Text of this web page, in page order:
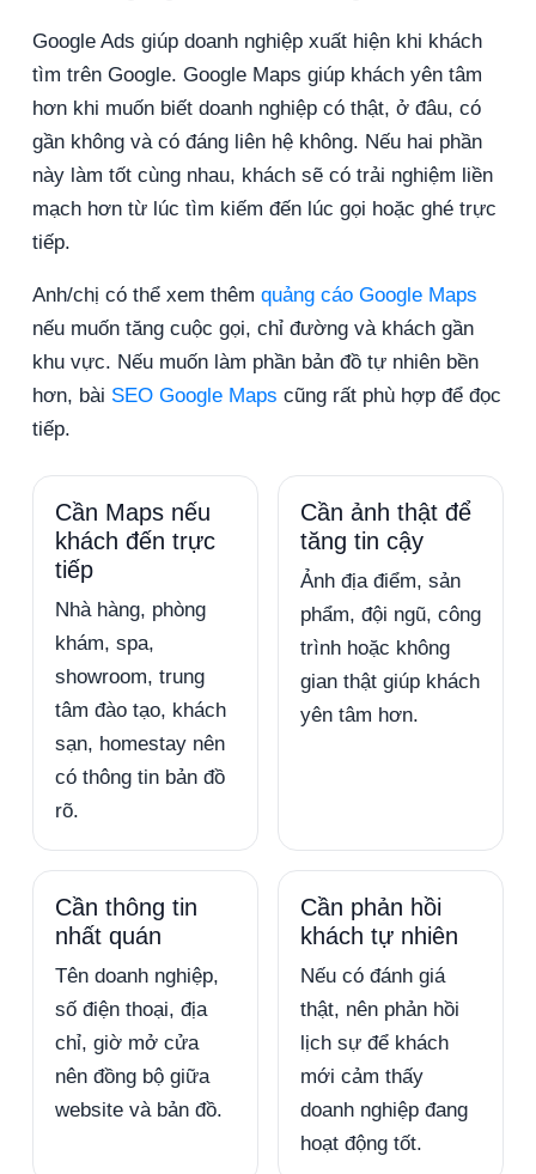
Google Ads giúp doanh nghiệp xuất hiện khi khách
tìm trên Google. Google Maps giúp khách yên tâm
hơn khi muốn biết doanh nghiệp có thật, ở đâu, có
gần không và có đáng liên hệ không. Nếu hai phần
này làm tốt cùng nhau, khách sẽ có trải nghiệm liền
mạch hơn từ lúc tìm kiếm đến lúc gọi hoặc ghé trực
tiếp.
Anh/chị có thể xem thêm quảng cáo Google Maps
nếu muốn tăng cuộc gọi, chỉ đường và khách gần
khu vực. Nếu muốn làm phần bản đồ tự nhiên bền
hơn, bài SEO Google Maps cũng rất phù hợp để đọc
tiếp.
Cần Maps nếu
khách đến trực
tiếp
Nhà hàng, phòng
khám, spa,
showroom, trung
tâm đào tạo, khách
sạn, homestay nên
có thông tin bản đồ
rõ.
Cần ảnh thật để
tăng tin cậy
Ảnh địa điểm, sản
phẩm, đội ngũ, công
trình hoặc không
gian thật giúp khách
yên tâm hơn.
Cần thông tin
nhất quán
Tên doanh nghiệp,
số điện thoại, địa
chỉ, giờ mở cửa
nên đồng bộ giữa
website và bản đồ.
Cần phản hồi
khách tự nhiên
Nếu có đánh giá
thật, nên phản hồi
lịch sự để khách
mới cảm thấy
doanh nghiệp đang
hoạt động tốt.